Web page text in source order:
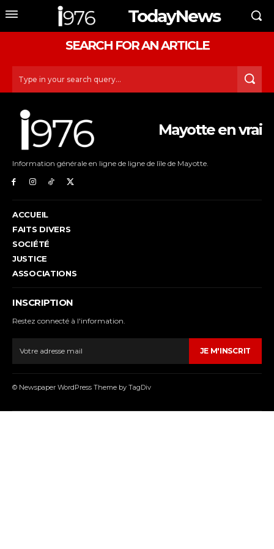
TodayNews
SEARCH FOR AN ARTICLE
Type in your search query...
Mayotte en vrai
Information générale en ligne de ligne de lîle de Mayotte.
ACCUEIL
FAITS DIVERS
SOCIÉTÉ
JUSTICE
ASSOCIATIONS
INSCRIPTION
Restez connecté à l'information.
JE M'INSCRIT
© Newspaper WordPress Theme by TagDiv